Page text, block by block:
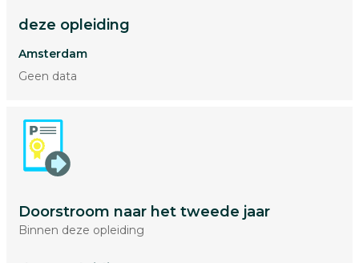
deze opleiding
Amsterdam
Geen data
Doorstroom naar het tweede jaar
Binnen deze opleiding